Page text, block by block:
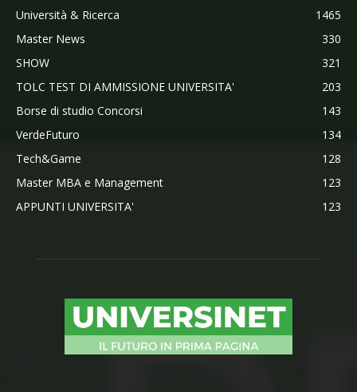
Università & Ricerca
1465
Master News
330
SHOW
321
TOLC TEST DI AMMISSIONE UNIVERSITA'
203
Borse di studio Concorsi
143
VerdeFuturo
134
Tech&Game
128
Master MBA e Management
123
APPUNTI UNIVERSITA'
123